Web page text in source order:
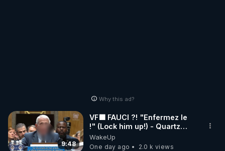
Why this ad?
9:48
VF🟩 FAUCI ?! "Enfermez le
!" (Lock him up!) - Quartz
Traduction
WakeUp
One day ago
2.0 k views